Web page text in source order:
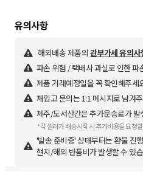
유의사항
해외배송 제품의 관부가세 유의
파손 위험 / 택배사 과실로 인한 파
제품 거래예정일을 꼭 확인해주세
재입고 문의는 1:1 메시지로 남겨
제주/도서산간은 추가운송료가 발
*각 셀러가 배송시작 시 추가비용을 요청
'발송 준비중' 상태부터는 환불 진
현지/해외 반품비가 발생할 수 있